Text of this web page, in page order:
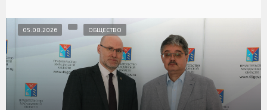
05.08.2026 ОБЩЕСТВО